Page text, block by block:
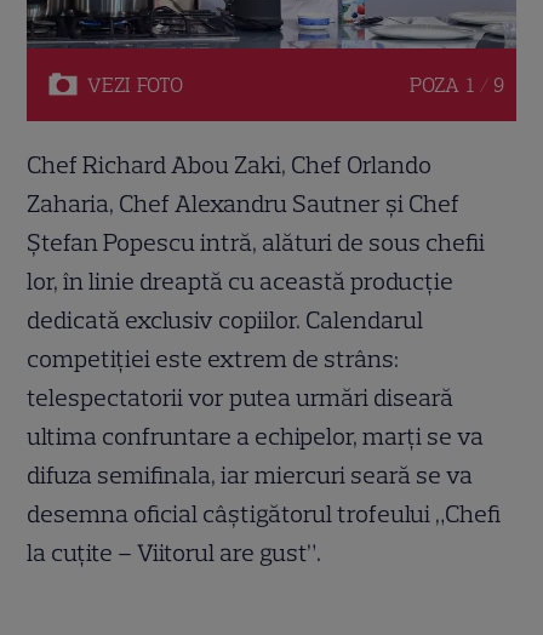
VEZI FOTO POZA 1 / 9
Chef Richard Abou Zaki, Chef Orlando
Zaharia, Chef Alexandru Sautner și Chef
Ștefan Popescu intră, alături de sous chefii
lor, în linie dreaptă cu această producție
dedicată exclusiv copiilor. Calendarul
competiției este extrem de strâns:
telespectatorii vor putea urmări diseară
ultima confruntare a echipelor, marți se va
difuza semifinala, iar miercuri seară se va
desemna oficial câștigătorul trofeului „Chefi
la cuțite – Viitorul are gust”.